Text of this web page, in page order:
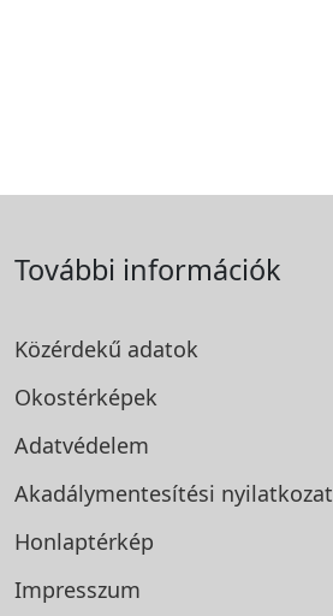
További információk
Közérdekű adatok
Okostérképek
Adatvédelem
Akadálymentesítési nyilatkozat
Honlaptérkép
Impresszum